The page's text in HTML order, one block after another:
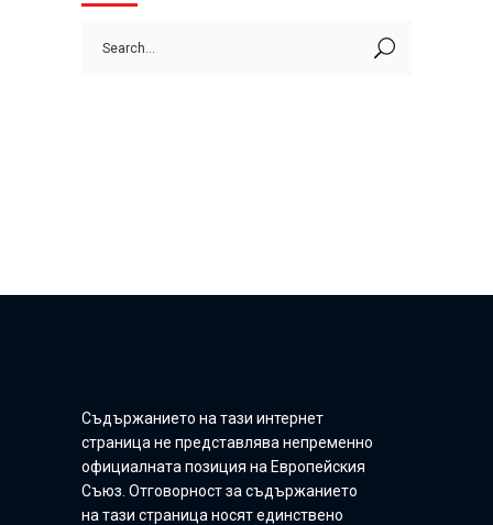
for:
Съдържанието на тази интернет
страница не представлява непременно
официалната позиция на Европейския
Съюз. Отговорност за съдържанието
на тази страница носят единствено